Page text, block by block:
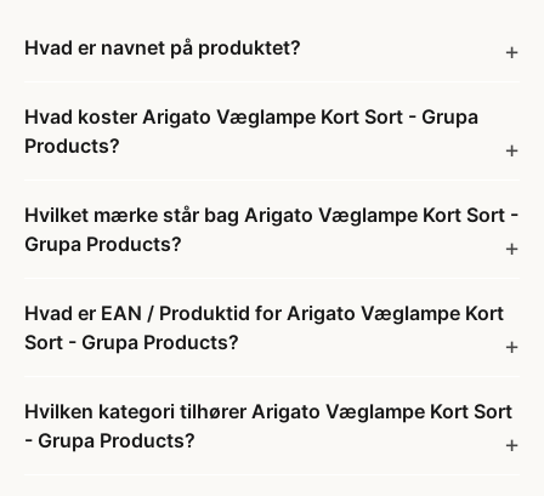
Hvad er navnet på produktet?
Hvad koster Arigato Væglampe Kort Sort - Grupa
Products?
Hvilket mærke står bag Arigato Væglampe Kort Sort -
Grupa Products?
Hvad er EAN / Produktid for Arigato Væglampe Kort
Sort - Grupa Products?
Hvilken kategori tilhører Arigato Væglampe Kort Sort
- Grupa Products?